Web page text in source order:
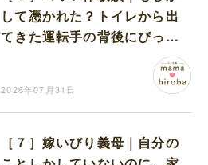
して憑かれた？トイレから出
てきた運転手の背後にぴった
2026年07月31日
［７］嫁いびり義母｜自分の